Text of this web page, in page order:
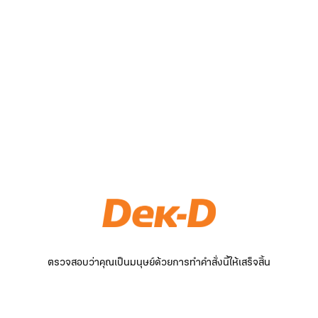
ตรวจสอบว่าคุณเป็นมนุษย์ด้วยการทำคำสั่งนี้ให้เสร็จสิ้น